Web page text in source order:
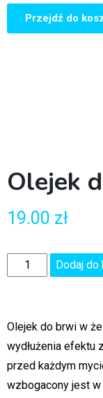
Przejdź do
Olejek
19.00 zł
Dodaj
Olejek do brwi w
wydłużenia efektu
przed każdym
wzbogacony jest w